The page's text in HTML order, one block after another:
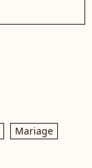
Mariage